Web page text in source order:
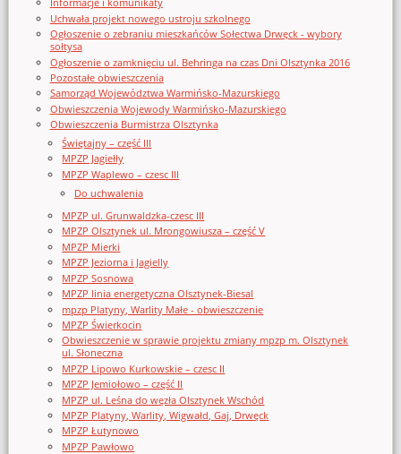
Uchwała projekt nowego ustroju szkolnego
Ogłoszenie o zebraniu mieszkańców Sołectwa Drwęck - wybory
sołtysa
Ogłoszenie o zamknięciu ul. Behringa na czas Dni Olsztynka 2016
Pozostałe obwieszczenia
Samorząd Województwa Warmińsko-Mazurskiego
Obwieszczenia Wojewody Warmińsko-Mazurskiego
Obwieszczenia Burmistrza Olsztynka
Świętajny – część III
MPZP Jagiełły
MPZP Waplewo – czesc III
Do uchwalenia
MPZP ul. Grunwaldzka-czesc III
MPZP Olsztynek ul. Mrongowiusza – część V
MPZP Mierki
MPZP Jeziorna i Jagielly
MPZP Sosnowa
MPZP linia energetyczna Olsztynek-Biesal
mpzp Platyny, Warlity Małe - obwieszczenie
MPZP Świerkocin
Obwieszczenie w sprawie projektu zmiany mpzp m. Olsztynek
ul. Słoneczna
MPZP Lipowo Kurkowskie – czesc II
MPZP Jemiołowo – część II
MPZP ul. Leśna do węzła Olsztynek Wschód
MPZP Platyny, Warlity, Wigwałd, Gaj, Drwęck
MPZP Łutynowo
MPZP Pawłowo